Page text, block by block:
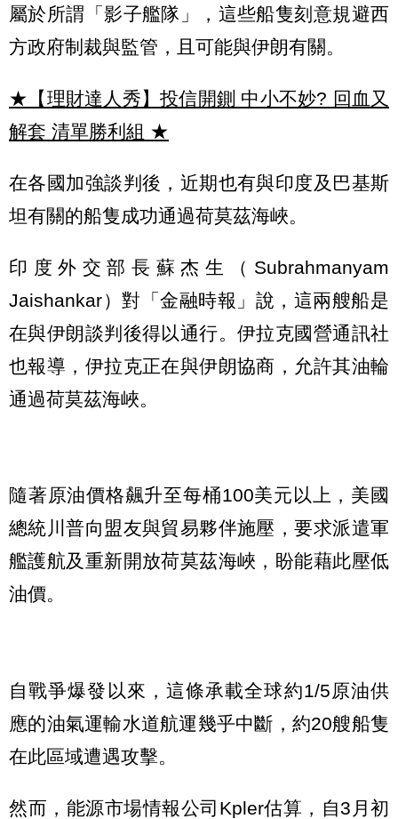
屬於所謂「影子艦隊」，這些船隻刻意規避西
方政府制裁與監管，且可能與伊朗有關。
★【理財達人秀】投信開鍘 中小不妙? 回血又
解套 清單勝利組 ★
在各國加強談判後，近期也有與印度及巴基斯
坦有關的船隻成功通過荷莫茲海峽。
印度外交部長蘇杰生（Subrahmanyam
Jaishankar）對「金融時報」說，這兩艘船是
在與伊朗談判後得以通行。伊拉克國營通訊社
也報導，伊拉克正在與伊朗協商，允許其油輪
通過荷莫茲海峽。
隨著原油價格飆升至每桶100美元以上，美國
總統川普向盟友與貿易夥伴施壓，要求派遣軍
艦護航及重新開放荷莫茲海峽，盼能藉此壓低
油價。
自戰爭爆發以來，這條承載全球約1/5原油供
應的油氣運輸水道航運幾乎中斷，約20艘船隻
在此區域遭遇攻擊。
然而，能源市場情報公司Kpler估算，自3月初